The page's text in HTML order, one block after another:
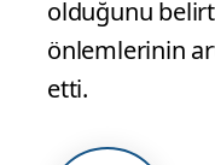
olduğunu
önlemlerinin
etti.